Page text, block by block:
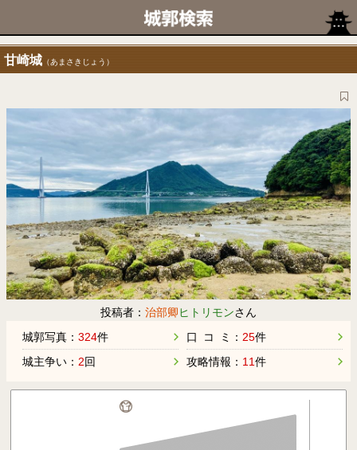
甘崎城 （あまさきじょう）
投稿者： 治部卿ヒトリモンさん
城郭写真： 324件
城主争い： 2回
口 コ ミ： 25件
攻略情報： 11件